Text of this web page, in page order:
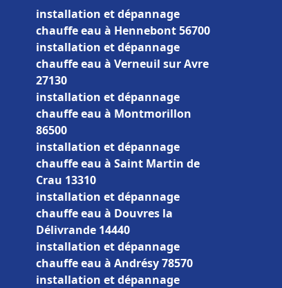
installation et dépannage
chauffe eau à Hennebont 56700
installation et dépannage
chauffe eau à Verneuil sur Avre
27130
installation et dépannage
chauffe eau à Montmorillon
86500
installation et dépannage
chauffe eau à Saint Martin de
Crau 13310
installation et dépannage
chauffe eau à Douvres la
Délivrande 14440
installation et dépannage
chauffe eau à Andrésy 78570
installation et dépannage